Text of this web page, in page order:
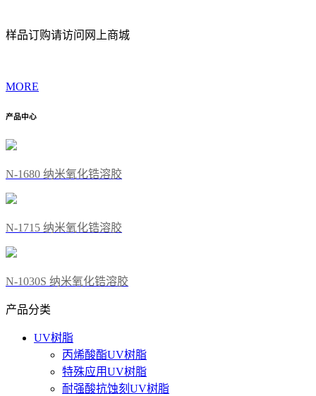
样品订购请访问网上商城
MORE
产品中心
N-1680 纳米氧化锆溶胶
N-1715 纳米氧化锆溶胶
N-1030S 纳米氧化锆溶胶
产品分类
UV树脂
丙烯酸酯UV树脂
特殊应用UV树脂
耐强酸抗蚀刻UV树脂